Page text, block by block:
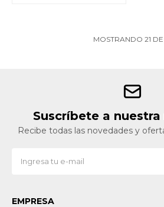
MOSTRANDO 21 DE
Suscríbete a
Recibe todas las novedades y
EMPRESA